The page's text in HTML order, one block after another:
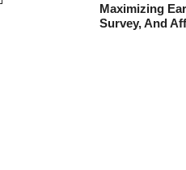
Maximizing
Survey, And